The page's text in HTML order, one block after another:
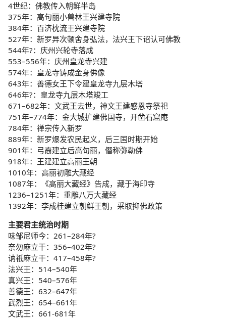
4世纪：佛教传入朝鲜半岛
375年：高句丽小兽林王兴建寺院
384年：百济枕流王兴建寺院
527年：新罗异次顿舍身弘法，法兴王下诏认可佛教
544年?：庆州兴轮寺落成
553–556年：庆州皇龙寺兴建
574年：皇龙寺铸成金身佛像
643年：善德女王下令建皇龙寺九层木塔
646年?：皇龙寺九层木塔竣工
671–682年：文武王去世，神文王建感恩寺祭祀
751年–774年：金大城扩建佛国寺，开凿石窟庵
784年：禅宗传入新罗
889年：新罗爆发农民起义，后三国时期开始
901年：弓裔建立后高句丽，僭称弥勒佛
918年：王建建立高丽王朝
1010年：高丽初雕大藏经
1087年：《高丽大藏经》告成，藏于海印寺
1236–1251年：重雕八万大藏经
1392年：李成桂建立朝鲜王朝，采取抑佛政策
主要君主统治时期
味邹尼师今：261–284年?
奈勿麻立干：356–402年?
讷祇麻立干：417–458年?
法兴王：514–540年
真兴王：540–576年
善德王：632–647年
武烈王：654–661年
文武王：661-681年